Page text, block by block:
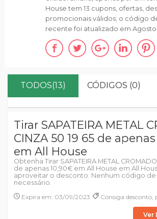
TODOS(13) CÓDIGOS (0)
Tirar SAPATEIRA METAL
CINZA 50 19 65 de
em All House
Obtenha Tirar SAPATEIRA METAL
de apenas 10,90€ em All House em All
aproveitar o desconto. Nenhum código
necessário.
Expira em: 03/09/2023
Consiga desconto,
Ver
House tem 13 cupons, ofertas,
promocionais válidos; o código
recente foi atualizado em Agosto